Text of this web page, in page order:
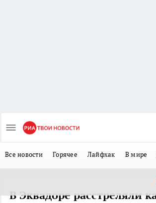
Все новости Горячее Лайфхак В мире
В Эквадоре расстреляли